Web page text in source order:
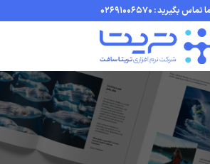
: 02691006570